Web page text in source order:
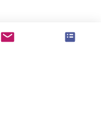
environs